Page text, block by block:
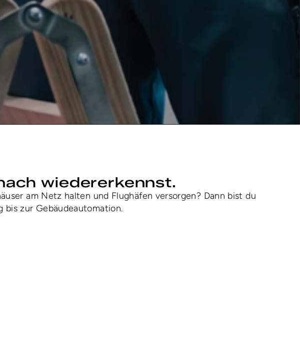
wiedererkennst.
am Netz halten und Flughäfen versorgen? Dann bist du
zur Gebäudeautomation.